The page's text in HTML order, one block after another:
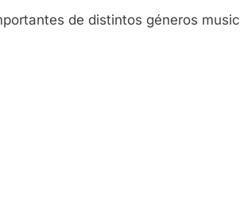
de distintos géneros